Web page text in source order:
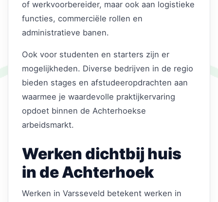
of werkvoorbereider, maar ook aan logistieke
functies, commerciële rollen en
administratieve banen.
Ook voor studenten en starters zijn er
mogelijkheden. Diverse bedrijven in de regio
bieden stages en afstudeeropdrachten aan
waarmee je waardevolle praktijkervaring
opdoet binnen de Achterhoekse
arbeidsmarkt.
Werken dichtbij huis
in de Achterhoek
Werken in Varsseveld betekent werken in